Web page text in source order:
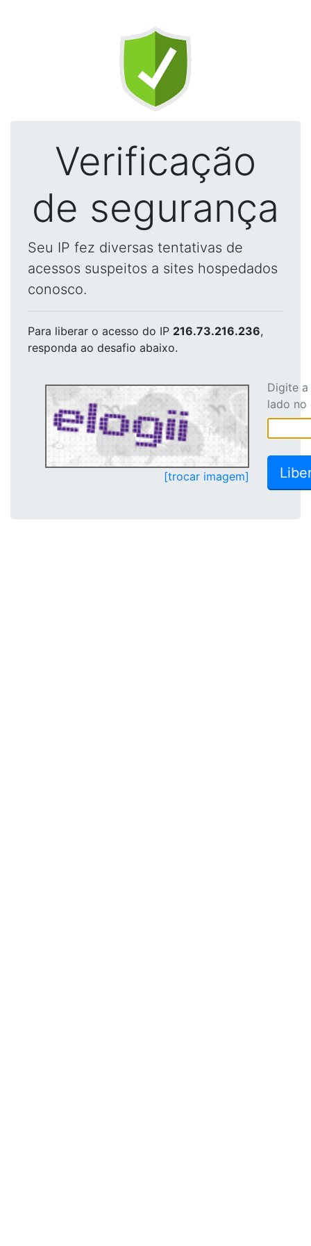
Verificação
de segurança
Seu IP fez diversas tentativas de
acessos suspeitos a sites hospedados
conosco.
Para liberar o acesso do IP 216.73.216.236,
responda ao desafio abaixo.
[trocar imagem]
Digite
lado no